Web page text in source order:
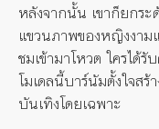
หลังจากนั้น เขาก็ยกร
แขวนภาพของหญิงงา
ชมเข้ามาโหวต ใครได้
โมเดลนี้บาร์นัมตั้งใจสร้
บันเทิงโดยเฉพาะ